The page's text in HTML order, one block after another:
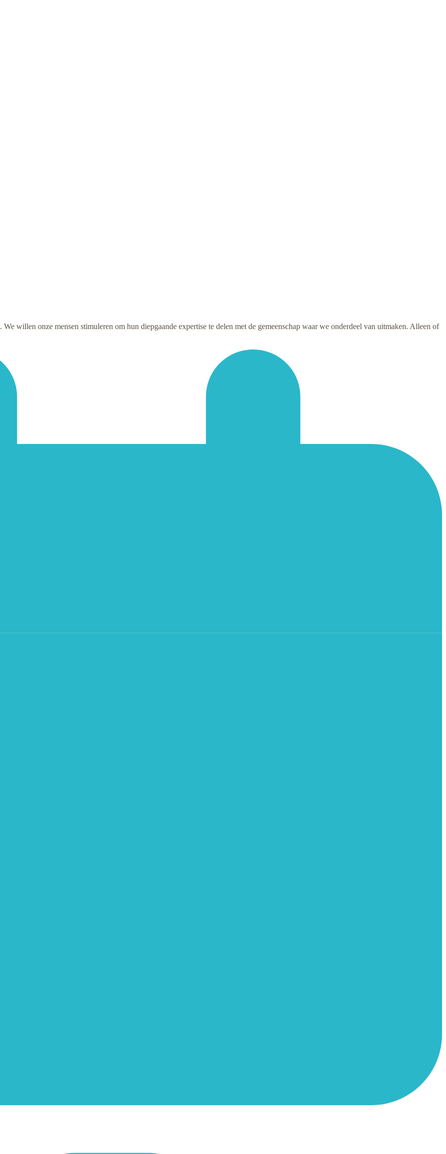
willen onze mensen stimuleren om hun diepgaande expertise te delen met de gemeenschap waar we onderdeel van uitmaken. Alleen of